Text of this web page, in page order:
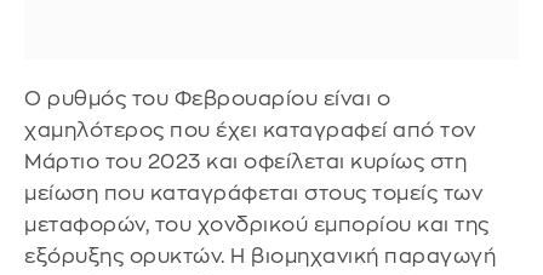
Ο ρυθμός του Φεβρουαρίου είναι ο
χαμηλότερος που έχει καταγραφεί από τον
Μάρτιο του 2023 και οφείλεται κυρίως στη
μείωση που καταγράφεται στους τομείς των
μεταφορών, του χονδρικού εμπορίου και της
εξόρυξης ορυκτών. Η βιομηχανική παραγωγή